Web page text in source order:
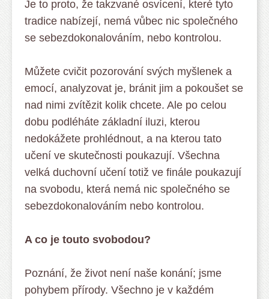
Je to proto, že takzvané osvícení, které tyto
tradice nabízejí, nemá vůbec nic společného
se sebezdokonalováním, nebo kontrolou.
Můžete cvičit pozorování svých myšlenek a
emocí, analyzovat je, bránit jim a pokoušet se
nad nimi zvítězit kolik chcete. Ale po celou
dobu podléháte základní iluzi, kterou
nedokážete prohlédnout, a na kterou tato
učení ve skutečnosti poukazují. Všechna
velká duchovní učení totiž ve finále poukazují
na svobodu, která nemá nic společného se
sebezdokonalováním nebo kontrolou.
A co je touto svobodou?
Poznání, že život není naše konání; jsme
pohybem přírody. Všechno je v každém